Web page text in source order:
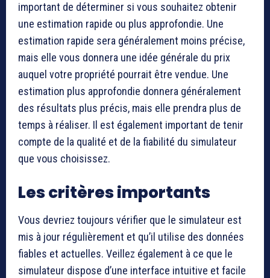
important de déterminer si vous souhaitez obtenir
une estimation rapide ou plus approfondie. Une
estimation rapide sera généralement moins précise,
mais elle vous donnera une idée générale du prix
auquel votre propriété pourrait être vendue. Une
estimation plus approfondie donnera généralement
des résultats plus précis, mais elle prendra plus de
temps à réaliser. Il est également important de tenir
compte de la qualité et de la fiabilité du simulateur
que vous choisissez.
Les critères importants
Vous devriez toujours vérifier que le simulateur est
mis à jour régulièrement et qu’il utilise des données
fiables et actuelles. Veillez également à ce que le
simulateur dispose d’une interface intuitive et facile